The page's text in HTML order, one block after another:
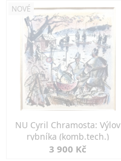
NOVÉ
NU Cyril Chramosta: Výlov
rybníka (komb.tech.)
3 900 Kč